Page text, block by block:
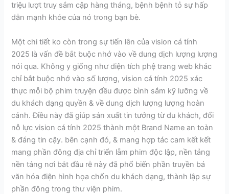
triệu lượt truy sắm cập hàng tháng, bệnh bệnh tỏ sự hấp
dẫn mạnh khỏe của nó trong bạn bè.
Một chi tiết ko còn trong sự tiến lên của vision cá tính
2025 là vấn đề bắt buộc nhớ vào về dung dịch lượng lượng
nói qua. Không y giống như diện tích phệ trang web khác
chỉ bắt buộc nhớ vào số lượng, vision cá tính 2025 xác
thực mỗi bộ phim truyện đều được bình sắm kỹ lưỡng về
du khách dạng quyền & về dung dịch lượng lượng hoàn
cảnh. Điều này đã giúp sản xuất tin tưởng từ du khách, đổi
nỗ lực vision cá tính 2025 thành một Brand Name an toàn
& đáng tin cậy. bên cạnh đó, & mang hợp tác cam kết kết
mang phần đông địa chỉ triển lẵm phim độc lập, nền tảng
nền tảng nơi bắt đầu rễ này đã phổ biến phần truyền bá
văn hóa điện hình họa chốn du khách dạng, thành lập sự
phần đông trong thư viện phim.